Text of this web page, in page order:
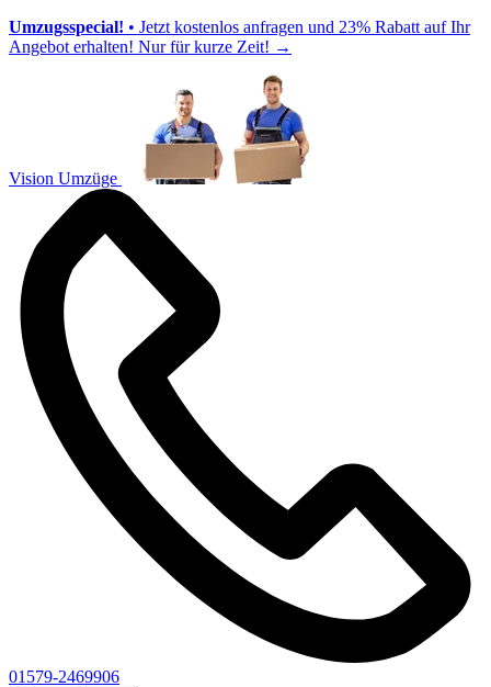
Umzugsspecial! • Jetzt kostenlos anfragen und 23% Rabatt auf Ihr
Angebot erhalten! Nur für kurze Zeit! →
Vision Umzüge
01579-2469906